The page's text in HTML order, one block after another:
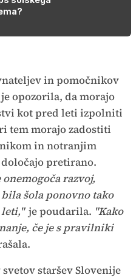
in pomočnikov
je opozorila, da morajo
kot pred leti izpolniti
tem morajo zadostiti
in notranjim
pretirano.
razvoj,
šola ponovno tako
je poudarila. "Kako
če je s pravilniki
staršev Slovenije